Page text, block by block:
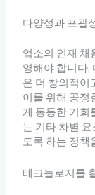
다양성과 포괄
업소의 인재 채
영해야 합니다.
은 더 창의적이
이를 위해 공정
게 동등한 기회
는 기타 차별
도록 하는 정책
테크놀로지를